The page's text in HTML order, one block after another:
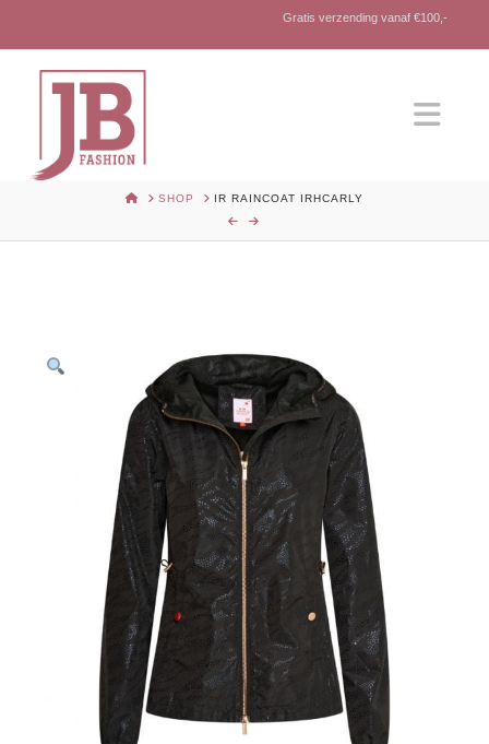
Gratis verzending vanaf €100,-
HOMESHOP IR RAINCOAT IRHCARLY